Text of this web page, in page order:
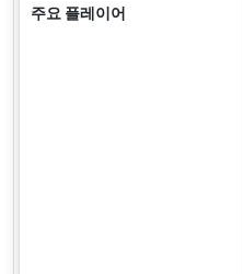
주요 플레이어